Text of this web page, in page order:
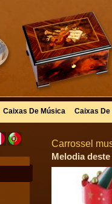
Caixas De Música Caixas
Carrossel
Melodia